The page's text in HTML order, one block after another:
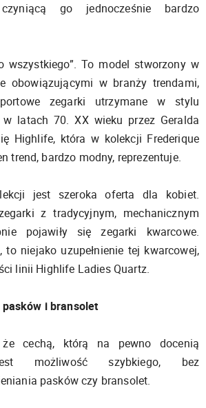
go jednocześnie bardzo
wszystkiego”. To model stworzony w
obowiązującymi w branży trendami,
zegarki utrzymane w stylu
w latach 70. XX wieku przez Geralda
Highlife, która w kolekcji Frederique
trend, bardzo modny, reprezentuje.
jest szeroka oferta dla kobiet.
z tradycyjnym, mechanicznym
pojawiły się zegarki kwarcowe.
to niejako uzupełnienie tej kwarcowej,
linii Highlife Ladies Quartz.
i bransolet
cechą, którą na pewno docenią
możliwość szybkiego, bez
pasków czy bransolet.